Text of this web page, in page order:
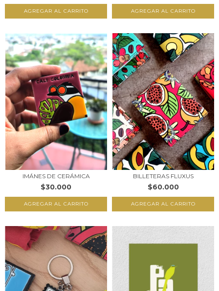
AGREGAR AL CARRITO
IMÁNES DE CERÁMICA
$30.000
AGREGAR AL CARRITO
BILLETERAS FLUXUS
$60.000
AGREGAR AL CARRITO